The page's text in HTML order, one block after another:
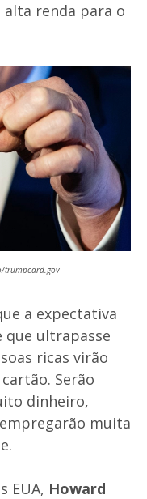
renda para o
trumpcard.gov
a expectativa
que ultrapasse
ricas virão
Serão
dinheiro,
muita
EUA, Howard